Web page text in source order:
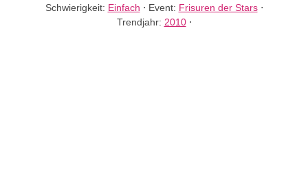
Schwierigkeit: Einfach ⋅ Event: Frisuren der Stars⋅
Trendjahr: 2010⋅